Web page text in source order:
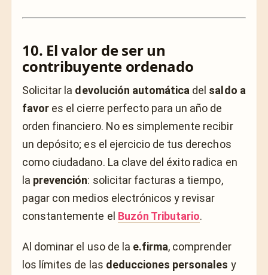
10. El valor de ser un
contribuyente ordenado
Solicitar la devolución automática del saldo a
favor es el cierre perfecto para un año de
orden financiero. No es simplemente recibir
un depósito; es el ejercicio de tus derechos
como ciudadano. La clave del éxito radica en
la prevención: solicitar facturas a tiempo,
pagar con medios electrónicos y revisar
constantemente el Buzón Tributario.
Al dominar el uso de la e.firma, comprender
los límites de las deducciones personales y